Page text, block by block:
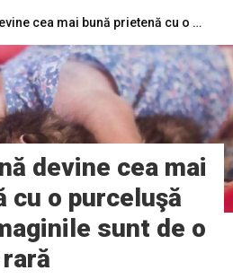
Pisicuţa orfană devine cea mai bună prietenă cu o purceluşă salvată, iar imaginile sunt de o drăgălăşenie rară
devine cea mai
cu o purceluşă
sunt de o